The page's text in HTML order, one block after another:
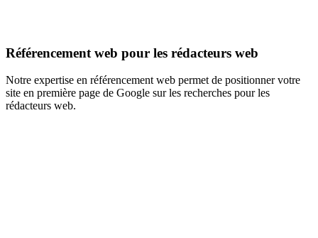
Référencement web pour les rédacteurs web
Notre expertise en référencement web permet de positionner votre
site en première page de Google sur les recherches pour les
rédacteurs web.